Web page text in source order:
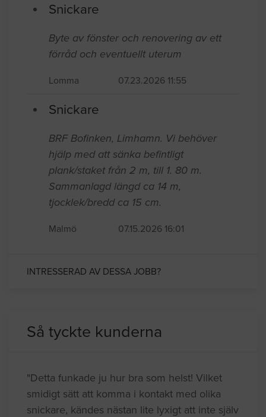
Snickare
Byte av fönster och renovering av ett
förråd och eventuellt uterum
Lomma 07.23.2026 11:55
Snickare
BRF Bofinken, Limhamn. Vi behöver
hjälp med att sänka befintligt
plank/staket från 2 m, till 1. 80 m.
Sammanlagd längd ca 14 m,
tjocklek/bredd ca 15 cm.
Malmö 07.15.2026 16:01
INTRESSERAD AV DESSA JOBB?
Så tyckte kunderna
"Detta funkade ju hur bra som helst! Vilket
smidigt sätt att komma i kontakt med olika
snickare, kändes nästan lite lyxigt att inte själv